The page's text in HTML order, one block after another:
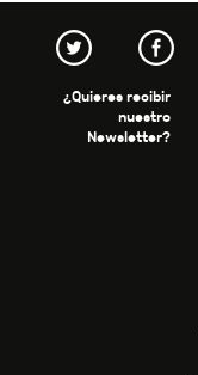
¿Quieres recibir
nuestro
Newsletter?